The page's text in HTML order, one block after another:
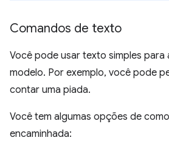
Comandos de texto
Você pode usar texto simples para
modelo. Por exemplo, você pode
contar uma piada.
Você tem algumas opções de
encaminhada: